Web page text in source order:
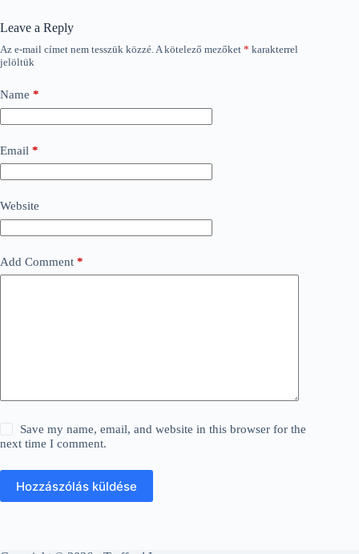
Leave a Reply
Az e-mail címet nem tesszük közzé.A kötelező mezőket * karakterrel
jelöltük
Name *
Email *
Website
Add Comment *
Save my name, email, and website in this browser for the
next time I comment.
Hozzászólás küldése